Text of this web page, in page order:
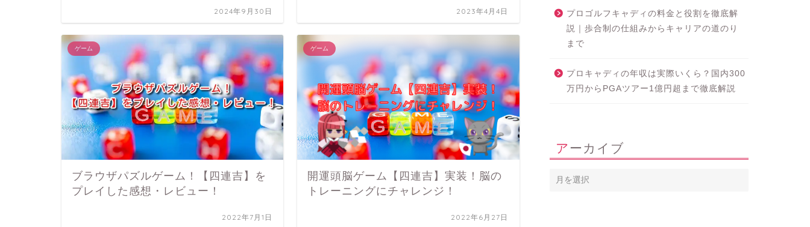
2024年9月30日 2023年4月4日
ゲーム
ブラウザパズルゲーム！【四連吉】を
プレイした感想・レビュー！
2022年7月1日
ゲーム
開運頭脳ゲーム【四連吉】実装！脳の
トレーニングにチャレンジ！
2022年6月27日
プロゴルフキャディの料金と役割を徹底解
説｜歩合制の仕組みからキャリアの道のり
まで
プロキャディの年収は実際いくら？国内300
万円からPGAツアー1億円超まで徹底解説
アーカイブ